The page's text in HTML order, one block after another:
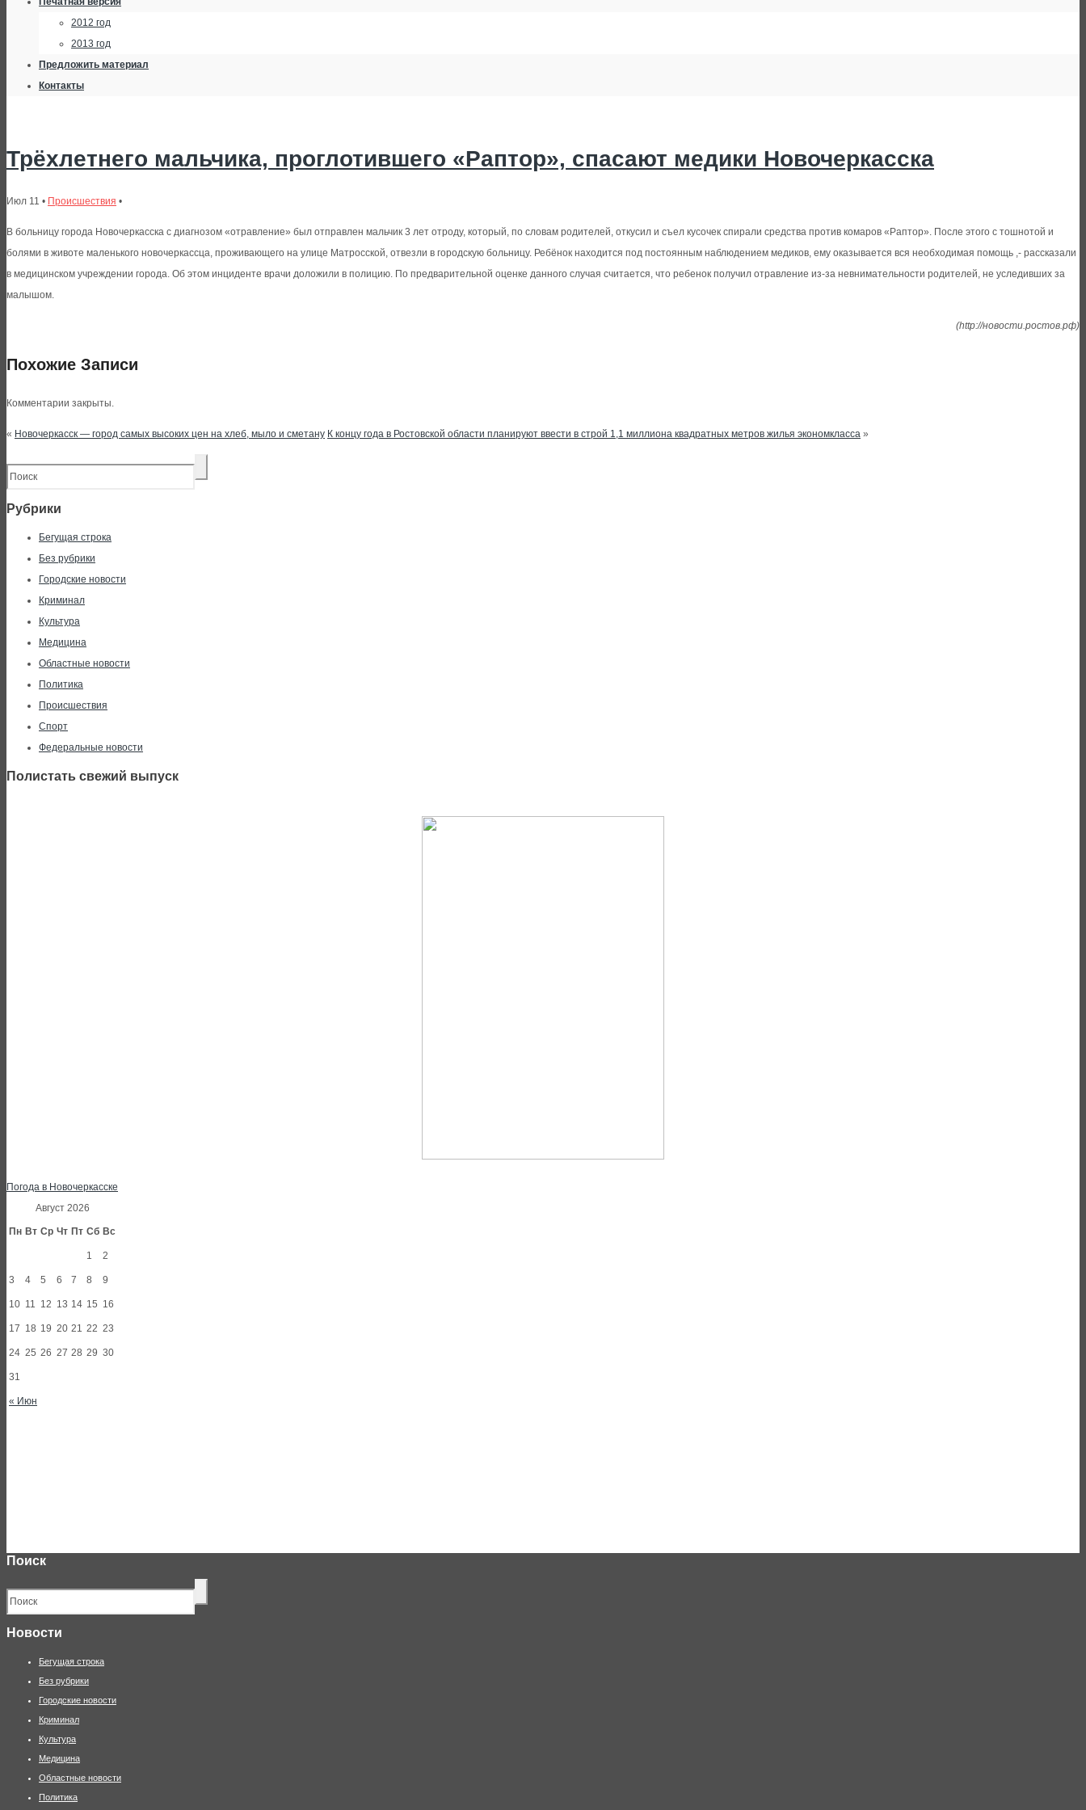
2012 год
2013 год
Предложить материал
Контакты
Трёхлетнего мальчика, проглотившего «Раптор», спасают медики Новочеркасска
Июл 11 • Происшествия •
В больницу города Новочеркасска с диагнозом «отравление» был отправлен мальчик 3 лет отроду, который, по словам родителей, откусил и съел кусочек спирали средства против комаров «Раптор». После этого с тошнотой и
болями в животе маленького новочеркассца, проживающего на улице Матросской, отвезли в городскую больницу. Ребёнок находится под постоянным наблюдением медиков, ему оказывается вся необходимая помощь ,- рассказали
в медицинском учреждении города. Об этом инциденте врачи доложили в полицию. По предварительной оценке данного случая считается, что ребенок получил отравление из-за невнимательности родителей, не уследивших за
малышом.
(http://новости.ростов.рф)
Похожие Записи
Комментарии закрыты.
« Новочеркасск — город самых высоких цен на хлеб, мыло и сметану К концу года в Ростовской области планируют ввести в строй 1,1 миллиона квадратных метров жилья экономкласса »
Рубрики
Бегущая строка
Без рубрики
Городские новости
Криминал
Культура
Медицина
Областные новости
Политика
Происшествия
Спорт
Федеральные новости
Полистать свежий выпуск
Погода в Новочеркасске
Август 2026
Пн Вт Ср Чт Пт Сб Вс
« Июн
1 2
3 4 5 6 7 8 9
10 11 12 13 14 15 16
17 18 19 20 21 22 23
24 25 26 27 28 29 30
31
Поиск
Новости
Бегущая строка
Без рубрики
Городские новости
Криминал
Культура
Медицина
Областные новости
Политика